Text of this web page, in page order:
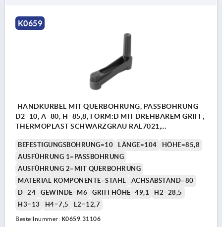
K0659
HANDKURBEL MIT QUERBOHRUNG, PASSBOHRUNG
D2=10, A=80, H=85,8, FORM:D MIT DREHBAREM GRIFF,
THERMOPLAST SCHWARZGRAU RAL7021,
BEFESTIGUNGSBOHRUNG=10 LÄNGE=104
HÖHE=85,8
AUSFÜHRUNG 1=PASSBOHRUNG
AUSFÜHRUNG 2=MIT QUERBOHRUNG
MATERIAL KOMPONENTE=STAHL
ACHSABSTAND=80
D=24
GEWINDE=M6 GRIFFHÖHE=49,1
H2=28,5
H3=13
H4=7,5 L2=12,7
Bestellnummer: K0659.31106